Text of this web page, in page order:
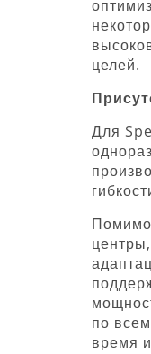
целей.
Для
Помимо
по
время